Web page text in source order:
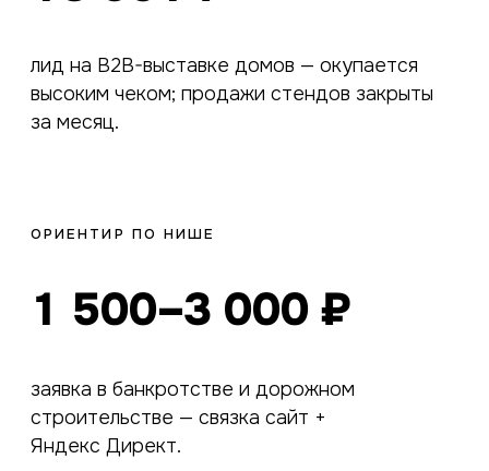
лид на B2B-выставке домов — окупается
высоким чеком; продажи стендов закрыты
за месяц.
ОРИЕНТИР ПО НИШЕ
1 500–3 000 ₽
заявка в банкротстве и дорожном
строительстве — связка сайт +
Яндекс Директ.